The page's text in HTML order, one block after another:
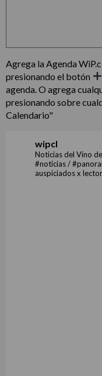
Agrega la Agenda
presionando el botón
agenda. O agrega
presionando sobre
Calendario"
wipcl
Noticias del Vino
#noticias /
auspiciados x